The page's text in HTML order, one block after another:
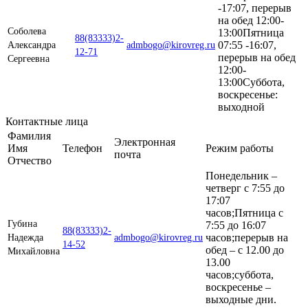
Соболева
Александра
Сергеевна
88(83333)2-
12-71
admbogo@kirovreg.ru
-17:07, перерыв
на обед 12:00-
13:00Пятница
07:55 -16:07,
перерыв на обед
12:00-
13:00Суббота,
воскресенье:
выходной
Контактные лица
Фамилия
Имя
Отчество
Телефон
Электронная
почта
Режим работы
Губина
Надежда
Михайловна
88(83333)2-
14-52
admbogo@kirovreg.ru
Понедельник –
четверг с 7:55 до
17:07
часов;Пятница с
7:55 до 16:07
часов;перерыв на
обед – с 12.00 до
13.00
часов;суббота,
воскресенье –
выходные дни.